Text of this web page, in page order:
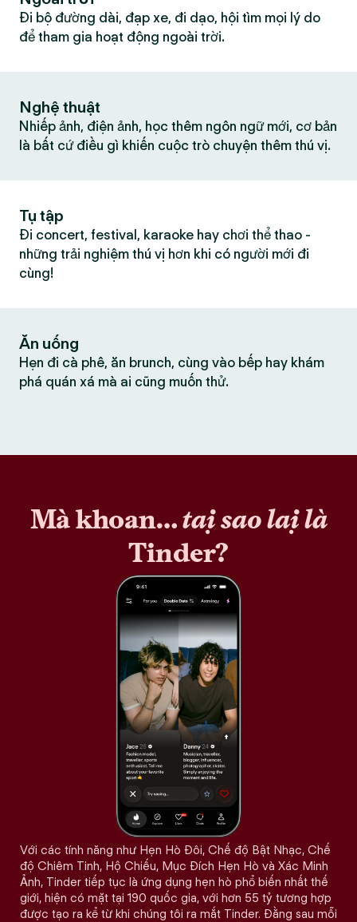
Đi bộ đường dài, đạp xe, đi dạo, hội tìm mọi lý do
để tham gia hoạt động ngoài trời.
Nghệ thuật
Nhiếp ảnh, điện ảnh, học thêm ngôn ngữ mới, cơ bản
là bất cứ điều gì khiến cuộc trò chuyện thêm thú vị.
Tụ tập
Đi concert, festival, karaoke hay chơi thể thao -
những trải nghiệm thú vị hơn khi có người mới đi
cùng!
Ăn uống
Hẹn đi cà phê, ăn brunch, cùng vào bếp hay khám
phá quán xá mà ai cũng muốn thử.
Mà khoan…tại sao lại là
Tinder?
Với các tính năng như Hẹn Hò Đôi, Chế độ Bật Nhạc, Chế
độ Chiêm Tinh, Hộ Chiếu, Mục Đích Hẹn Hò và Xác Minh
Ảnh, Tinder tiếp tục là ứng dụng hẹn hò phổ biến nhất thế
giới, hiện có mặt tại 190 quốc gia, với hơn 55 tỷ tương hợp
được tạo ra kể từ khi chúng tôi ra mắt Tinder. Đằng sau mỗi